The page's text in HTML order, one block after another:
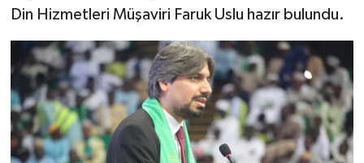
Din Hizmetleri Müşaviri Faruk Uslu hazır bulundu.
Elazığ Müftülüğü
Erzincan Müftülüğü
Erzurum Müftülüğü